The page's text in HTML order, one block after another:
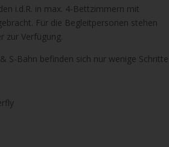
i.d.R. in max. 4-Bettzimmern mit
Für die Begleitpersonen stehen
zur Verfügung.
S-Bahn befinden sich nur wenige Schritte